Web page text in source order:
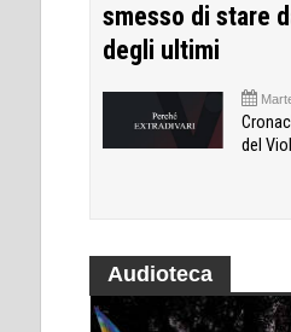
smesso di stare
degli ultimi
del
Audioteca